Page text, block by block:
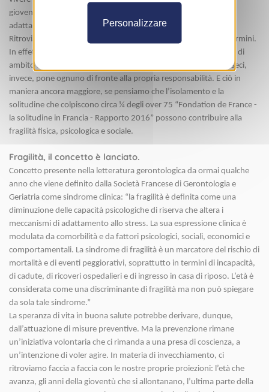
gioventù. Ciò vuol dire, a volte, fare evolvere i propri pensieri e
adattarsi”.
Ritroviamo tale segreto nella letteratura gerontologica in altri termini.
In effetti, se la nostra azione sui fattori intrinseci resta limitata o di
ambito dell’expertise medica, l'identificazione dei fattori estrinseci,
invece, pone ognuno di fronte alla propria responsabilità. E ciò in
maniera ancora maggiore, se pensiamo che l’isolamento e la
solitudine che colpiscono circa ¼ degli over 75 “Fondation de France -
la solitudine in Francia - Rapporto 2016” possono contribuire alla
fragilità fisica, psicologica e sociale.
Fragilità, il concetto è lanciato.
Concetto presente nella letteratura gerontologica da ormai qualche
anno che viene definito dalla Società Francese di Gerontologia e
Geriatria come sindrome clinica: “la fragilità è definita come una
diminuzione delle capacità psicologiche di riserva che altera i
meccanismi di adattamento allo stress. La sua espressione clinica è
modulata da comorbilità e da fattori psicologici, sociali, economici e
comportamentali. La sindrome di fragilità è un marcatore del rischio di
mortalità e di eventi peggiorativi, soprattutto in termini di incapacità,
di cadute, di ricoveri ospedalieri e di ingresso in casa di riposo. L’età è
considerata come una discriminante di fragilità ma non può spiegare
da sola tale sindrome.”
La speranza di vita in buona salute potrebbe derivare, dunque,
dall’attuazione di misure preventive. Ma la prevenzione rimane
un’iniziativa volontaria che ci rimanda a una presa di coscienza, a
un’intenzione di voler agire. In materia di invecchiamento, ci
ritroviamo faccia a faccia con le nostre proprie proiezioni: l’età che
avanza, gli anni della gioventù che si allontanano, l’ultima parte della
Personalizzare